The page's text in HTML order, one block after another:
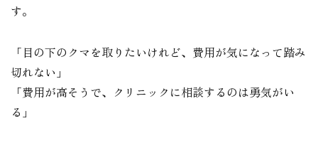
す。
「目の下のクマを取りたいけれど、費用が気になって踏み
切れない」
「費用が高そうで、クリニックに相談するのは勇気がい
る」